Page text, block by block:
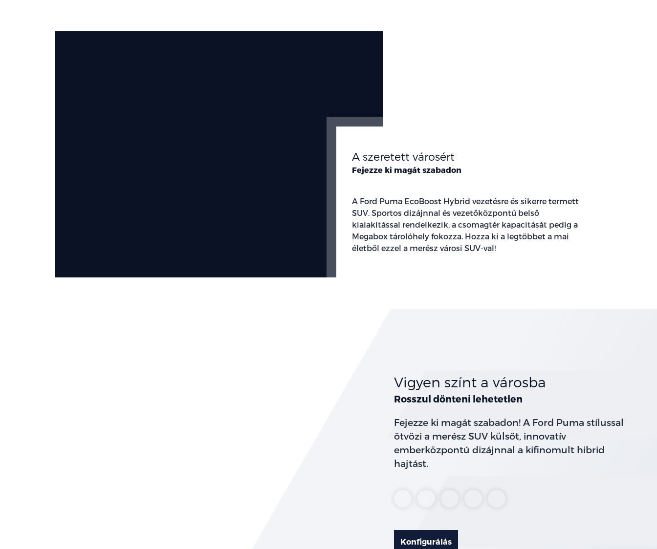
A szeretett városért
Fejezze ki magát szabadon
A Ford Puma EcoBoost Hybrid vezetésre és sikerre termett
SUV. Sportos dizájnnal és vezetőközpontú belső
kialakítással rendelkezik, a csomagtér kapacitását pedig a
Megabox tárolóhely fokozza. Hozza ki a legtöbbet a mai
életből ezzel a merész városi SUV-val!
Vigyen színt a városba
Rosszul dönteni lehetetlen
Fejezze ki magát szabadon! A Ford Puma stílussal
ötvözi a merész SUV külsőt, innovatív
emberközpontú dizájnnal a kifinomult hibrid
hajtást.
Konfigurálás